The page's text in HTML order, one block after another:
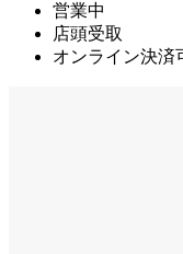
営業中
店頭受取
オンライン決済